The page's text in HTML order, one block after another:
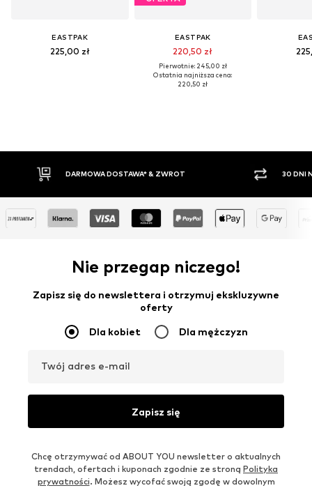
EASTPAK
225,00 zł
EASTPAK
220,50 zł
Pierwotnie: 245,00 zł
Ostatnia najniższa cena:
220,50 zł
DARMOWA DOSTAWA* & ZWROT 30 DNI
Nie przegap niczego!
Zapisz się do newslettera i otrzymuj ekskluzywne
oferty
Dla kobiet Dla mężczyzn
Twój adres e-mail
Zapisz się
Chcę otrzymywać od ABOUT YOU newsletter o aktualnych
trendach, ofertach i kuponach zgodnie ze stroną Polityka
prywatności. Możesz wycofać swoją zgodę w dowolnym